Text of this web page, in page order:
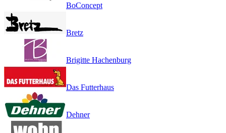
BoConcept
Bretz
Brigitte Hachenburg
Das Futterhaus
Dehner